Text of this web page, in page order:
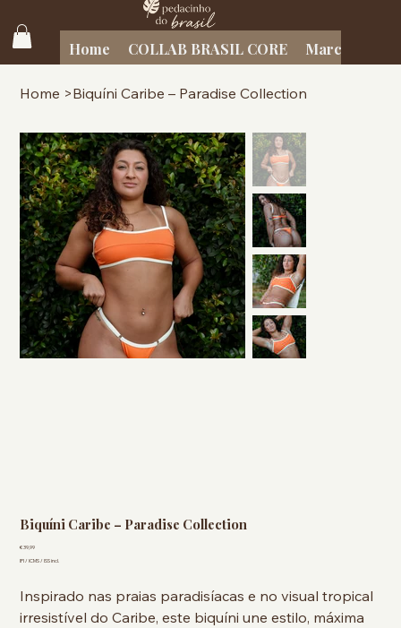
Home COLLAB BRASIL CORE Marcas
Home >Biquíni Caribe – Paradise Collection
Biquíni Caribe – Paradise Collection
Preço
€ 39,99
IPI / ICMS / ISS incl.
Inspirado nas praias paradisíacas e no visual tropical
irresistível do Caribe, este biquíni une estilo, máxima